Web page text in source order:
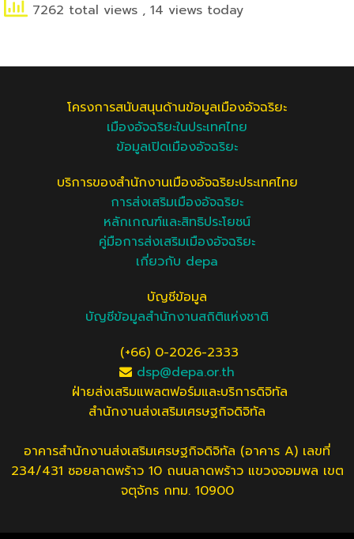
7262 total views , 14 views today
โครงการสนับสนุนด้านข้อมูลเมืองอัจฉริยะ
เมืองอัจฉริยะในประเทศไทย
ข้อมูลเปิดเมืองอัจฉริยะ
บริการของสำนักงานเมืองอัจฉริยะประเทศไทย
การส่งเสริมเมืองอัจฉริยะ
หลักเกณฑ์และสิทธิประโยชน์
คู่มือการส่งเสริมเมืองอัจฉริยะ
เกี่ยวกับ depa
บัญชีข้อมูล
บัญชีข้อมูลสำนักงานสถิติแห่งชาติ
(+66) 0-2026-2333
dsp@depa.or.th
ฝ่ายส่งเสริมแพลตฟอร์มและบริการดิจิทัล
สำนักงานส่งเสริมเศรษฐกิจดิจิทัล
อาคารสำนักงานส่งเสริมเศรษฐกิจดิจิทัล (อาคาร A) เลขที่
234/431 ซอยลาดพร้าว 10 ถนนลาดพร้าว แขวงจอมพล เขต
จตุจักร กทม. 10900